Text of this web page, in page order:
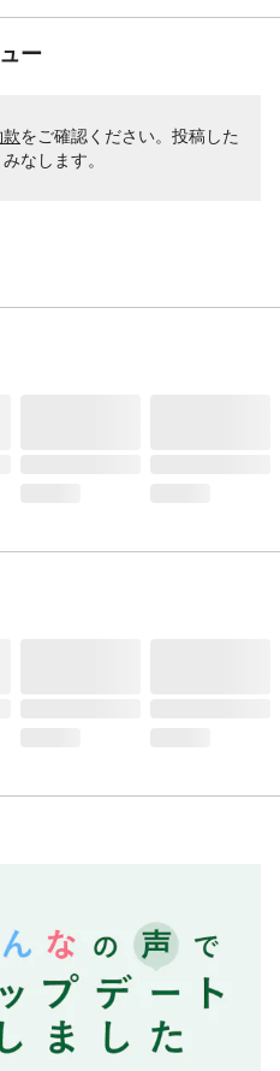
ー
をご確認ください。投稿した
なします。